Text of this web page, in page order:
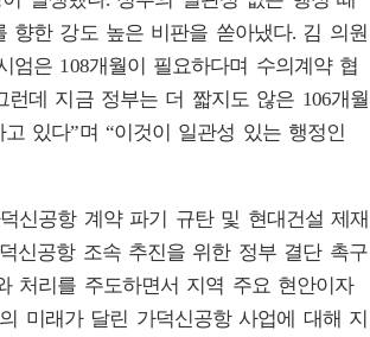
향한 강도 높은 비판을 쏟아냈다. 김 의원
엄은 108개월이 필요하다며 수의계약 협
런데 지금 정부는 더 짧지도 않은 106개월
있다”며 “이것이 일관성 있는 행정인
신공항 계약 파기 규탄 및 현대건설 제재
신공항 조속 추진을 위한 정부 결단 촉구
처리를 주도하면서 지역 주요 현안이자
의 미래가 달린 가덕신공항 사업에 대해 지